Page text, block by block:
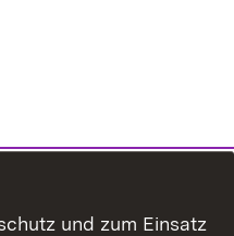
und zum Einsatz